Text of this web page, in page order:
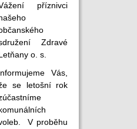
příznivci
Zdravé
o. s.
Vás,
se letošní rok
V proběhu